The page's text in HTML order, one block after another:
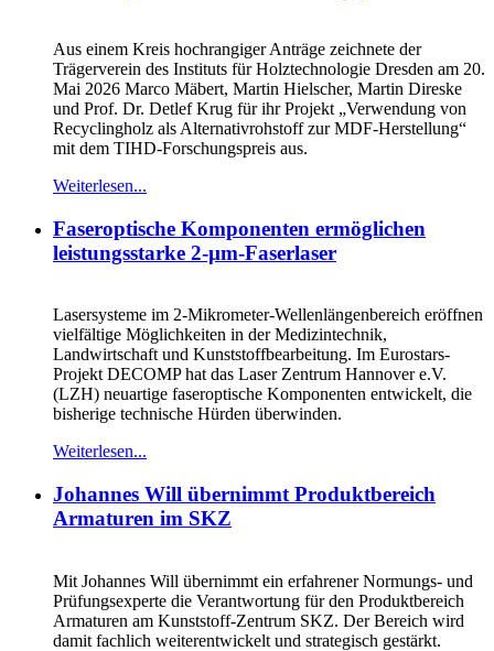
Aus einem Kreis hochrangiger Anträge zeichnete der
Trägerverein des Instituts für Holztechnologie Dresden am 20.
Mai 2026 Marco Mäbert, Martin Hielscher, Martin Direske
und Prof. Dr. Detlef Krug für ihr Projekt „Verwendung von
Recyclingholz als Alternativrohstoff zur MDF‑Herstellung“
mit dem TIHD-Forschungspreis aus.
Weiterlesen...
Faseroptische Komponenten ermöglichen
leistungsstarke 2-µm-Faserlaser
Lasersysteme im 2-Mikrometer-Wellenlängenbereich eröffnen
vielfältige Möglichkeiten in der Medizintechnik,
Landwirtschaft und Kunststoffbearbeitung. Im Eurostars-
Projekt DECOMP hat das Laser Zentrum Hannover e.V.
(LZH) neuartige faseroptische Komponenten entwickelt, die
bisherige technische Hürden überwinden.
Weiterlesen...
Johannes Will übernimmt Produktbereich
Armaturen im SKZ
Mit Johannes Will übernimmt ein erfahrener Normungs- und
Prüfungsexperte die Verantwortung für den Produktbereich
Armaturen am Kunststoff‑Zentrum SKZ. Der Bereich wird
damit fachlich weiterentwickelt und strategisch gestärkt.